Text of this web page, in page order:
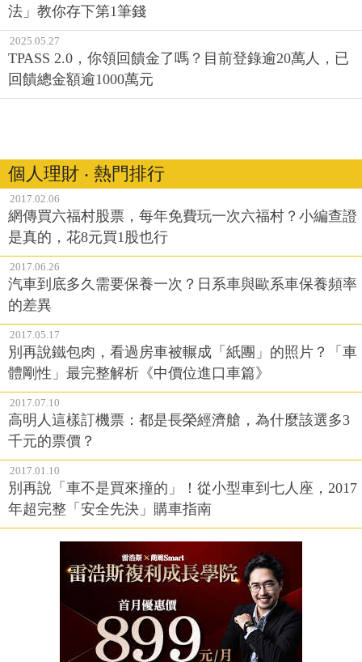
法」教你存下第1筆錢
2025.05.27
TPASS 2.0，你領回饋金了嗎？目前登錄逾20萬人，已
回饋總金額逾1000萬元
個人理財 ‧ 熱門排行
2017.02.06
網傳買六福村股票，每年免費玩一次六福村？小編查證
是真的，花8元買1股也行
2017.06.26
汽車到底多久需要保養一次？日系車與歐系車保養頻率
的差異
2017.05.17
別再說鐵包肉，看過房車被輾成「紙團」的照片？「車
體剛性」最完整解析《中價位進口車篇》
2017.07.10
高明人這樣訂機票：都是長榮經濟艙，為什麼該選多3
千元的票價？
2017.01.10
別再說「車不是買來撞的」！從小型車到七人座，2017
年超完整「安全先決」購車指南